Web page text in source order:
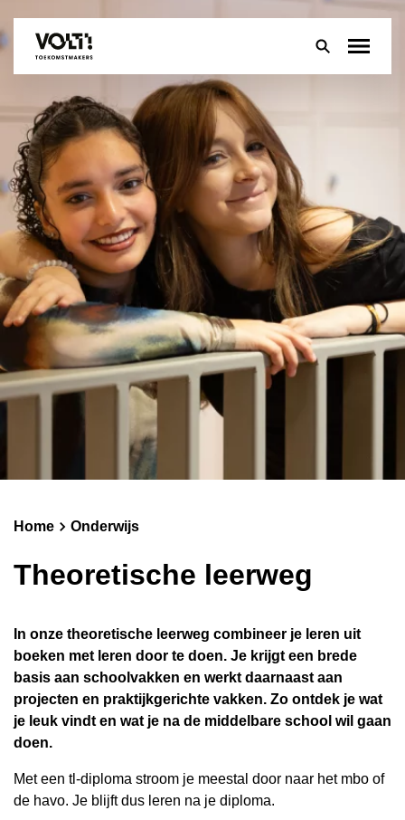
Over
Onderwijs
Leerlingen
Ouders
Groep 8
Contact
Home Onderwijs
Theoretische leerweg
In onze theoretische leerweg combineer je leren uit
boeken met leren door te doen. Je krijgt een brede
basis aan schoolvakken en werkt daarnaast aan
projecten en praktijkgerichte vakken. Zo ontdek je wat
je leuk vindt en wat je na de middelbare school wil gaan
doen.
Met een tl-diploma stroom je meestal door naar het mbo of
de havo. Je blijft dus leren na je diploma.